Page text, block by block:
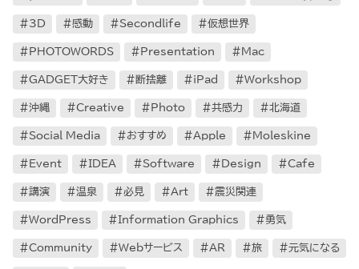
3D 感動 Secondlife 仮想世界
PHOTOWORDS Presentation Mac
GADGET大好き 断捨離 iPad Workshop
沖縄 Creative Photo 共感力 北海道
Social Media おすすめ Apple Moleskine
Event IDEA Software Design Cafe
講演 温泉 必見 Art 震災関連
WordPress Information Graphics 勇気
Community Webサービス AR 旅 元気になる